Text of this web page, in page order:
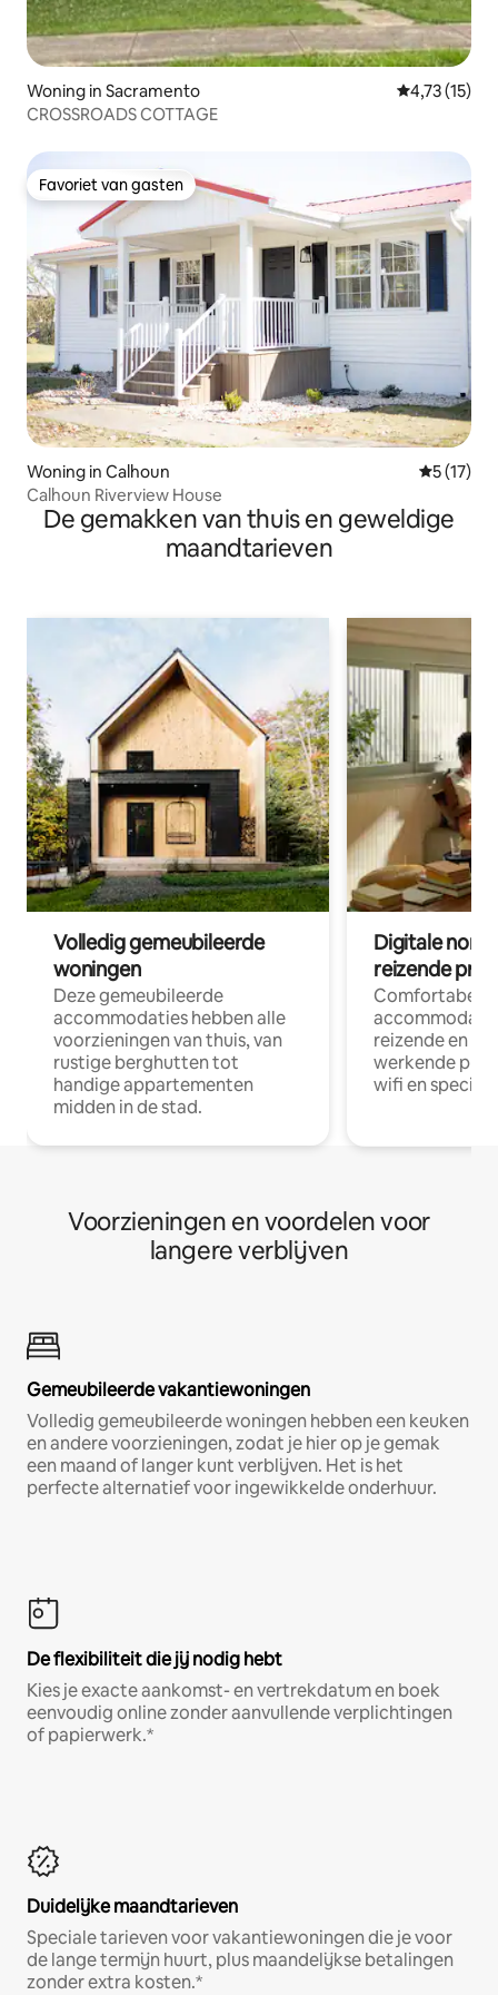
Woning in Sacramento Gemiddelde
4,73 (15)
CROSSROADS COTTAGE
Favoriet van gasten
Favoriet van gasten
Woning in Calhoun
5 (17)
Calhoun Riverview House
De gemakken van thuis en geweldige
maandtarieven
Volledig gemeubileerde
woningen
Deze gemeubileerde
accommodaties hebben alle
voorzieningen van thuis, van
rustige berghutten tot
handige appartementen
midden in de stad.
Digitale
reizende
Comfortabele
reizende en
werkende
wifi en
Voorzieningen en voordelen voor
langere verblijven
Gemeubileerde vakantiewoningen
Volledig gemeubileerde woningen hebben een keuken
en andere voorzieningen, zodat je hier op je gemak
een maand of langer kunt verblijven. Het is het
perfecte alternatief voor ingewikkelde onderhuur.
De flexibiliteit die jij nodig hebt
Kies je exacte aankomst- en vertrekdatum en boek
eenvoudig online zonder aanvullende verplichtingen
of papierwerk.*
Duidelijke maandtarieven
Speciale tarieven voor vakantiewoningen die je voor
de lange termijn huurt, plus maandelijkse betalingen
zonder extra kosten.*